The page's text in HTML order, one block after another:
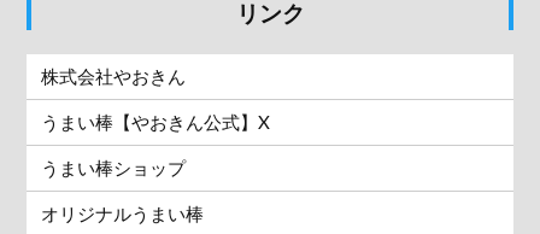
リンク
株式会社やおきん
うまい棒【やおきん公式】X
うまい棒ショップ
オリジナルうまい棒